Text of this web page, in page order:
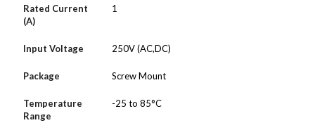
Rated Current
(A)
1
Input Voltage 250V (AC,DC)
Package Screw Mount
Temperature
Range
-25 to 85°C